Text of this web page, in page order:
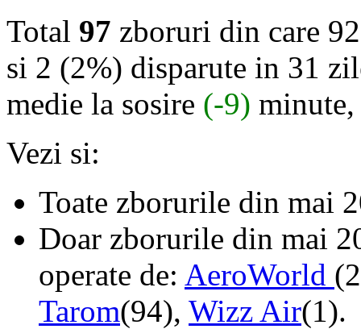
Total 97 zboruri din care
si 2 (2%) disparute in 31
medie la sosire (-9)
Vezi si:
Toate zborurile din mai
Doar zborurile din mai
operate de: AeroWorld
Tarom(94), Wizz Air(1).